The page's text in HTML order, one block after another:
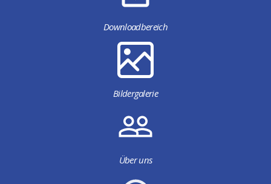
Downloadbereich
Bildergalerie
Über uns